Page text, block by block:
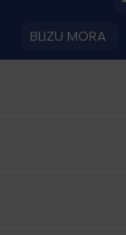
BLIZU MORA